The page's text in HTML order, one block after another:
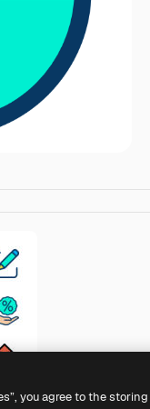
you agree to the